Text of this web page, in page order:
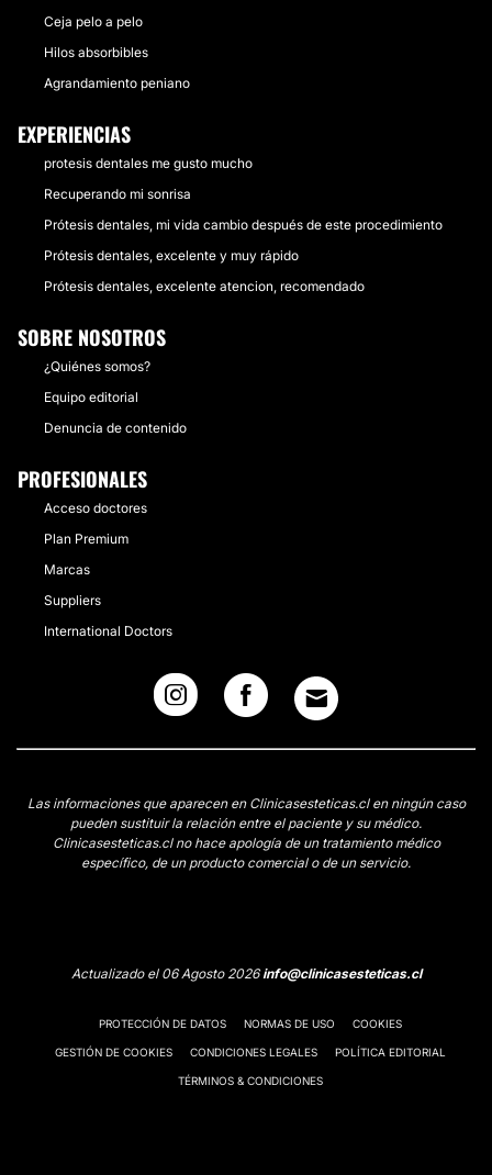
Ceja pelo a pelo
Hilos absorbibles
Agrandamiento peniano
EXPERIENCIAS
protesis dentales me gusto mucho
Recuperando mi sonrisa
Prótesis dentales, mi vida cambio después de este procedimiento
Prótesis dentales, excelente y muy rápido
Prótesis dentales, excelente atencion, recomendado
SOBRE NOSOTROS
¿Quiénes somos?
Equipo editorial
Denuncia de contenido
PROFESIONALES
Acceso doctores
Plan Premium
Marcas
Suppliers
International Doctors
Las informaciones que aparecen en Clinicasesteticas.cl en ningún caso
pueden sustituir la relación entre el paciente y su médico.
Clinicasesteticas.cl no hace apología de un tratamiento médico
específico, de un producto comercial o de un servicio.
Actualizado el 06 Agosto 2026info@clinicasesteticas.cl
PROTECCIÓN DE DATOS NORMAS DE USO COOKIES
GESTIÓN DE COOKIES CONDICIONES LEGALES POLÍTICA EDITORIAL
TÉRMINOS & CONDICIONES